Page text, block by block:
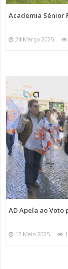
Academia Sénior
24 Março 2025
AD Apela ao
12 Maio 2025